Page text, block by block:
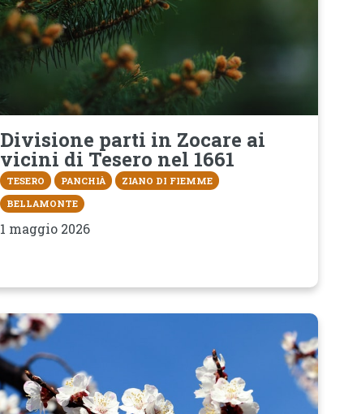
Divisione parti in Zocare ai
vicini di Tesero nel 1661
TESERO PANCHIÀ
ZIANO DI FIEMME
BELLAMONTE
1 maggio 2026